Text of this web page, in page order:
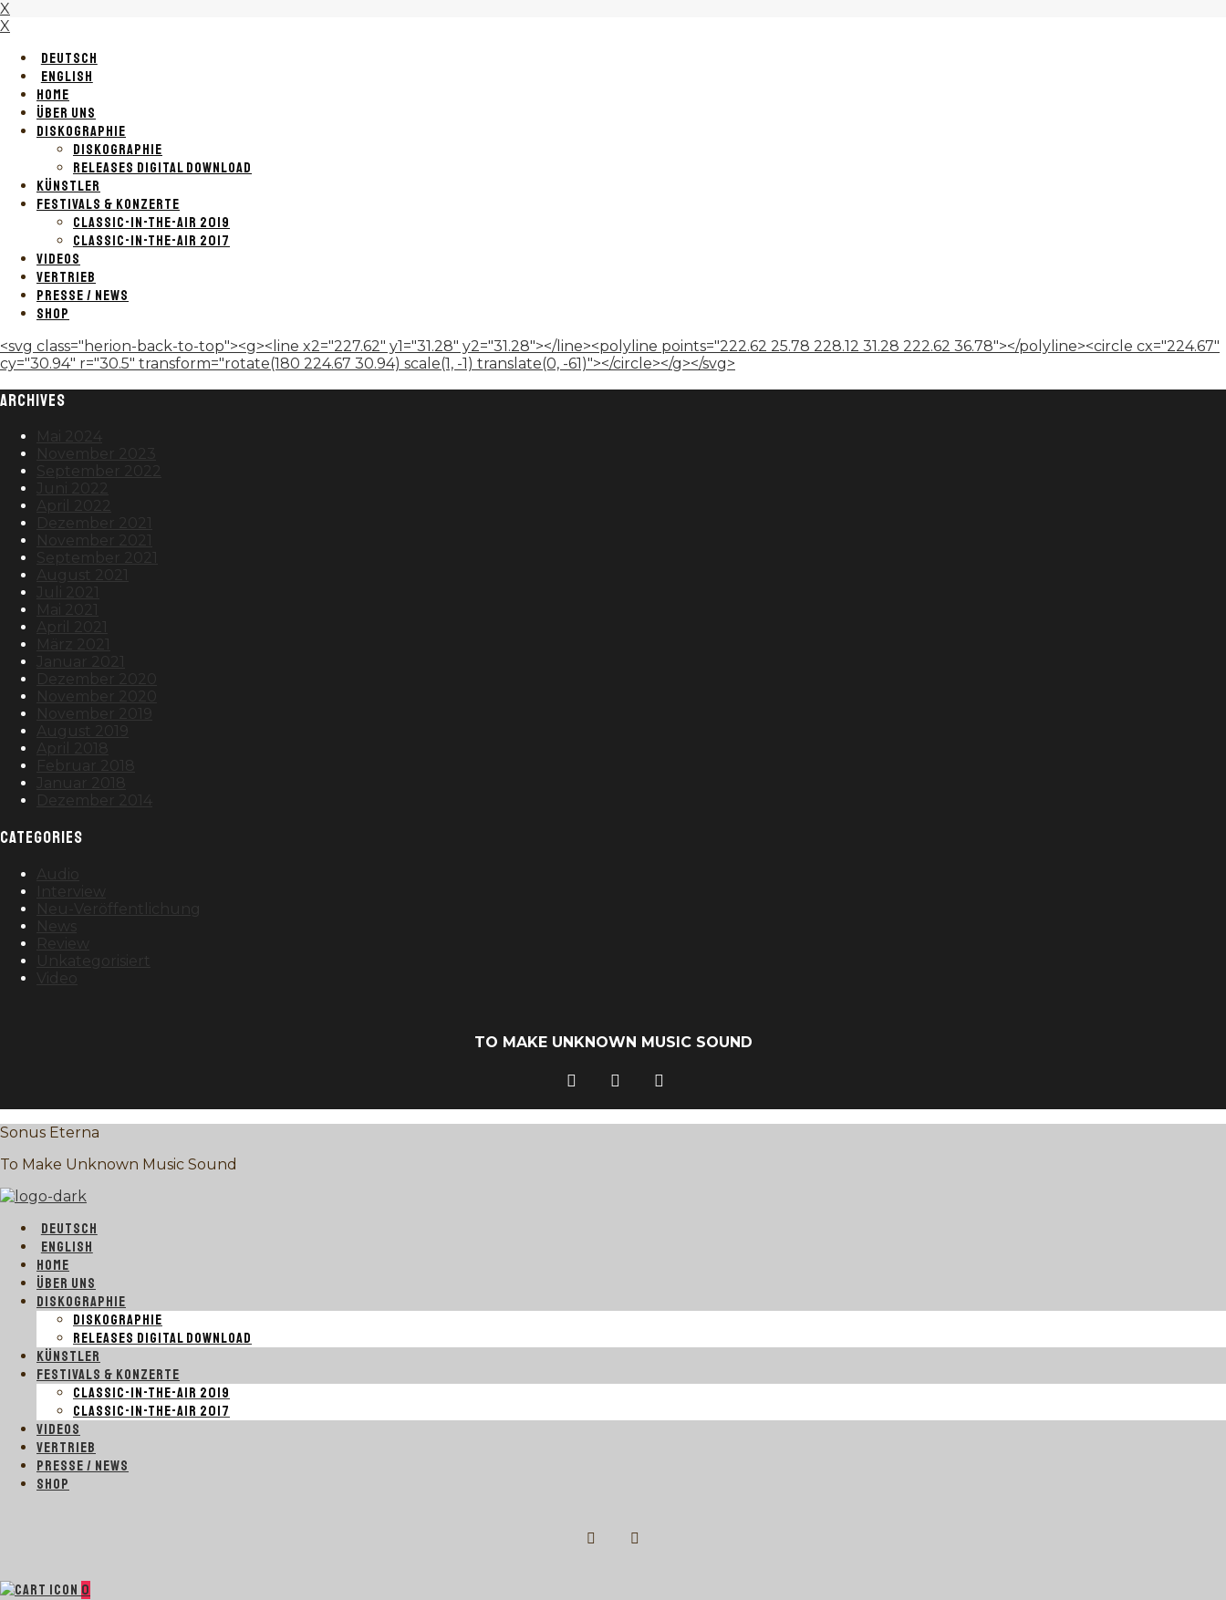
X
X
DEUTSCH
ENGLISH
HOME
ÜBER UNS
DISKOGRAPHIE
DISKOGRAPHIE
RELEASES DIGITAL DOWNLOAD
KÜNSTLER
FESTIVALS & KONZERTE
CLASSIC-IN-THE-AIR 2019
CLASSIC-IN-THE-AIR 2017
VIDEOS
VERTRIEB
PRESSE / NEWS
SHOP
<svg class="herion-back-to-top"><g><line x2="227.62" y1="31.28" y2="31.28"></line><polyline points="222.62 25.78 228.12 31.28 222.62 36.78"></polyline><circle cx="224.67"
cy="30.94" r="30.5" transform="rotate(180 224.67 30.94) scale(1, -1) translate(0, -61)"></circle></g></svg>
ARCHIVES
CATEGORIES
TO MAKE UNKNOWN MUSIC SOUND
Sonus Eterna
To Make Unknown Music Sound
DEUTSCH
ENGLISH
HOME
ÜBER UNS
DISKOGRAPHIE
DISKOGRAPHIE
RELEASES DIGITAL DOWNLOAD
KÜNSTLER
FESTIVALS & KONZERTE
CLASSIC-IN-THE-AIR 2019
CLASSIC-IN-THE-AIR 2017
VIDEOS
VERTRIEB
PRESSE / NEWS
SHOP
0